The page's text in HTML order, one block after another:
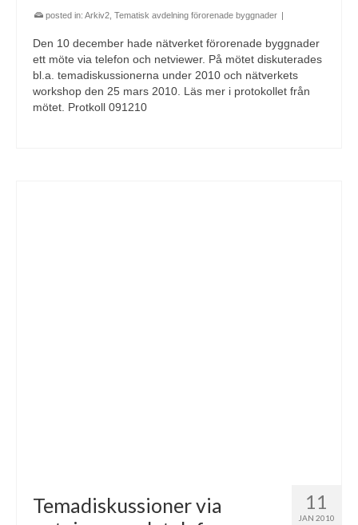
posted in: Arkiv2 Tematisk avdelning förorenade byggnader |
Den 10 december hade nätverket förorenade byggnader
ett möte via telefon och netviewer. På mötet diskuterades
bl.a. temadiskussionerna under 2010 och nätverkets
workshop den 25 mars 2010. Läs mer i protokollet från
mötet. Protkoll 091210
11
JAN 2010
Temadiskussioner via